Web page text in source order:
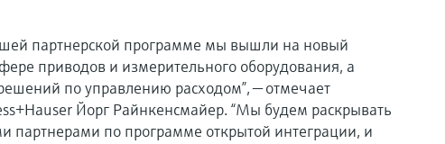
партнерской программе мы вышли на новый
приводов и измерительного оборудования, а
по управлению расходом”, — отмечает
Йорг Райнкенсмайер. “Мы будем раскрывать
партнерами по программе открытой интеграции, и